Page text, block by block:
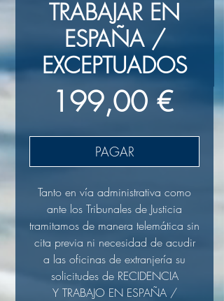
TRABAJAR EN
ESPAÑA /
EXCEPTUADOS
199,00 €Precio
PAGAR
Tanto en vía administrativa como
ante los Tribunales de Justicia
tramitamos de manera telemática sin
cita previa ni necesidad de acudir
a las oficinas de extranjería su
solicitudes de RECIDENCIA
Y TRABAJO EN ESPAÑA /